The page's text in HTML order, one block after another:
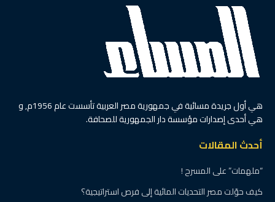
الرئيسية آخر الأخبار
مايا مرسي: برامج التمكين
والتعليم والصحة داخل مراكز
تنمية الأسرة تعزز بناء
الإنسان ودعم الأسر